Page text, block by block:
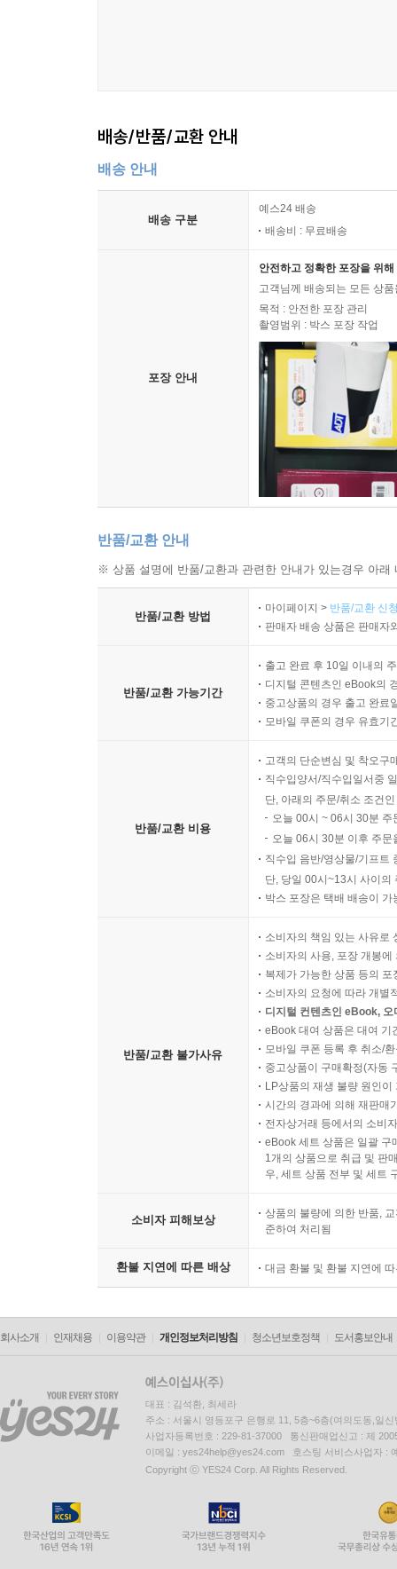
배송/반품/교환 안내
배송 안내
배송 구분
예스24 배송
배송비 : 무료배송
포장 안내
안전하고 정확한 포장을 위
고객님께 배송되는 모든 상
목적 : 안전한 포장 관리
촬영범위 : 박스 포장 작업
반품/교환 안내
※ 상품 설명에 반품/교환과 관련한 안내가 있는경우 아
반품/교환 방법
마이페이지 > 반품/교환 신
판매자 배송 상품은 판매자
반품/교환 가능기간
출고 완료 후 10일 이내의
디지털 콘텐츠인 eBook의
중고상품의 경우 출고 완료
모바일 쿠폰의 경우 유효기
반품/교환 비용
고객의 단순변심 및 착오구
직수입양서/직수입일서중
단, 아래의 주문/취소 조건
오늘 00시 ~ 06시 30분
오늘 06시 30분 이후 주
직수입 음반/영상물/기프트
단, 당일 00시~13시 사이의
박스 포장은 택배 배송이
반품/교환 불가사유
소비자의 책임 있는 사유로
소비자의 사용, 포장 개봉
복제가 가능한 상품 등의
소비자의 요청에 따라 개별
디지털 컨텐츠인 eBook,
eBook 대여 상품은 대여 기
모바일 쿠폰 등록 후 취소/
중고상품이 구매확정(자동
LP상품의 재생 불량 원인
시간의 경과에 의해 재판매
전자상거래 등에서의 소비
eBook 세트 상품은 일괄 구
1개의 상품으로 취급 및 판
우, 세트 상품 전부 및 세트
소비자 피해보상
상품의 불량에 의한 반품,
준하여 처리됨
환불 지연에 따른 배상 대금 환불 및 환불 지연에
회사소개 인재채용 이용약관 개인정보처리방침 청소년보호정책 도서홍보안내
대표 : 김석환, 최세라
주소 : 서울시 영등포구 은행로 11, 5층~6층(여의도동,일신
사업자등록번호 : 229-81-37000 통신판매업신고 : 제
이메일 : yes24help@yes24.com 호스팅 서비스사업자 :
Copyright ⓒ YES24 Corp. All Rights Reserved.